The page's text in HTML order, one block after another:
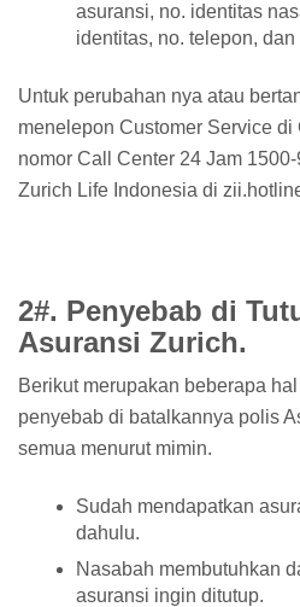
asuransi, no. identitas
identitas, no. telepon,
Untuk perubahan nya atau
menelepon Customer Service
nomor Call Center 24 Jam
Zurich Life Indonesia di
2#. Penyebab di
Asuransi Zurich.
Berikut merupakan beberapa
penyebab di batalkannya polis
semua menurut mimin.
Sudah mendapatkan
dahulu.
Nasabah membutuhkan
asuransi ingin ditutup.